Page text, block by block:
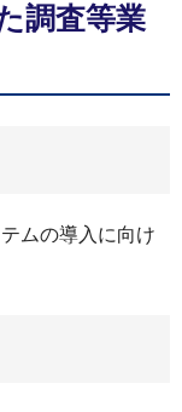
調査等業
ムの導入に向け